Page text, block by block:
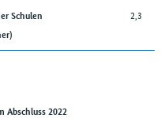
Schulen
2,3
Abschluss 2022